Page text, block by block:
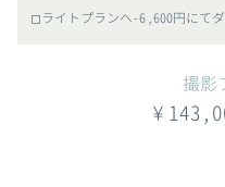
◻︎ライトプランへ-6,600円にて
撮影